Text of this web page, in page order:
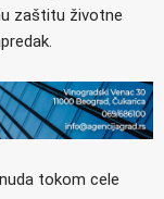
zaštitu životne
tokom cele